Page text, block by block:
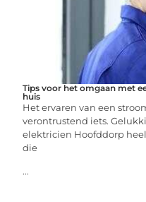
Tips voor het omgaan met
huis
Het ervaren van een
verontrustend iets.
elektricien Hoofddorp
die
...